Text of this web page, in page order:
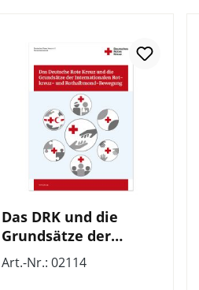
Das DRK und die
Grundsätze der
Internationalen
Rotkreuz- und
Art.-Nr.: 02114